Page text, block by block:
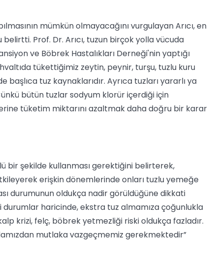
mümkün olmayacağını vurgulayan Arıcı, en
Prof. Dr. Arıcı, tuzun birçok yolla vücuda
ve Böbrek Hastalıkları Derneği'nin yaptığı
tükettiğimiz zeytin, peynir, turşu, tuzlu kuru
tuz kaynaklarıdır. Ayrıca tuzları yararlı ya
bütün tuzlar sodyum klorür içerdiği için
tüketim miktarını azaltmak daha doğru bir karar
bir şekilde kullanması gerektiğini belirterek,
erişkin dönemlerinde onları tuzlu yemeğe
durumunun oldukça nadir görüldüğüne dikkati
durumlar haricinde, ekstra tuz almamıza çoğunlukla
krizi, felç, böbrek yetmezliği riski oldukça fazladır.
mutlaka vazgeçmemiz gerekmektedir”